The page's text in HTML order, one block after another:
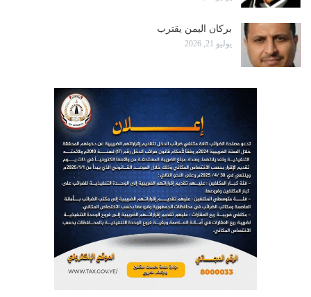
بركان اليمن يقترب
يوليو 21, 2026